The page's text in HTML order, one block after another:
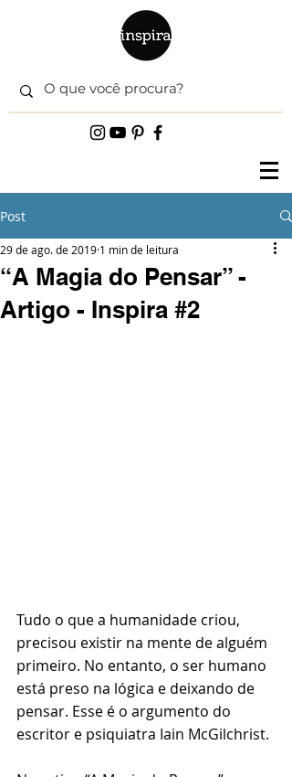
Post
“A Magia do Pensar” -
Artigo - Inspira #2
29 de ago. de 2019 1 min de leitura
Tudo o que a humanidade criou,
precisou existir na mente de alguém
primeiro. No entanto, o ser humano
está preso na lógica e deixando de
pensar. Esse é o argumento do
escritor e psiquiatra Iain McGilchrist.